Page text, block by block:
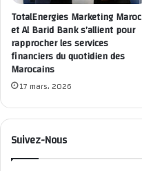
TotalEnergies Marketing Maroc
et Al Barid Bank s’allient pour
rapprocher les services
financiers du quotidien des
Marocains
17 mars، 2026
Suivez-Nous